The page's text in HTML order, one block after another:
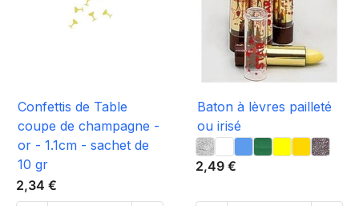
Confettis de Table
coupe de champagne -
or - 1.1cm - sachet de
10 gr
2,34 €
Baton à lèvres pailleté
ou irisé
2,49 €